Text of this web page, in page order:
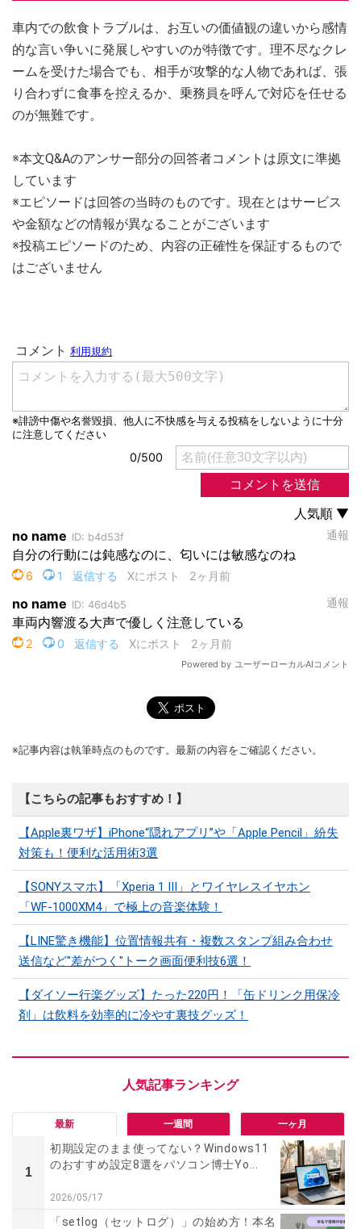
車内での飲食トラブルは、お互いの価値観の違いから感情
的な言い争いに発展しやすいのが特徴です。理不尽なクレ
ームを受けた場合でも、相手が攻撃的な人物であれば、張
り合わずに食事を控えるか、乗務員を呼んで対応を任せる
のが無難です。
※本文Q&Aのアンサー部分の回答者コメントは原文に準拠
しています
※エピソードは回答の当時のものです。現在とはサービス
や金額などの情報が異なることがございます
※投稿エピソードのため、内容の正確性を保証するもので
はございません
※記事内容は執筆時点のものです。最新の内容をご確認ください。
【こちらの記事もおすすめ！】
【Apple裏ワザ】iPhone“隠れアプリ”や「Apple Pencil」紛失
対策も！便利な活用術3選
【SONYスマホ】「Xperia 1 III」とワイヤレスイヤホン
「WF-1000XM4」で極上の音楽体験！
【LINE驚き機能】位置情報共有・複数スタンプ組み合わせ
送信など"差がつく"トーク画面便利技6選！
【ダイソー行楽グッズ】たった220円！「缶ドリンク用保冷
剤」は飲料を効率的に冷やす裏技グッズ！
最新 一週間 一ヶ月
1
初期設定のまま使ってない？Windows11
のおすすめ設定8選をパソコン博士Yo...
2026/05/17
「setlog（セットログ）」の始め方！本名